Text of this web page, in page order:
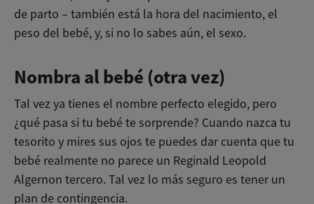
de parto – también está la hora del nacimiento, el
peso del bebé, y, si no lo sabes aún, el sexo.
Nombra al bebé (otra vez)
Tal vez ya tienes el nombre perfecto elegido, pero
¿qué pasa si tu bebé te sorprende? Cuando nazca tu
tesorito y mires sus ojos te puedes dar cuenta que tu
bebé realmente no parece un Reginald Leopold
Algernon tercero. Tal vez lo más seguro es tener un
plan de contingencia.